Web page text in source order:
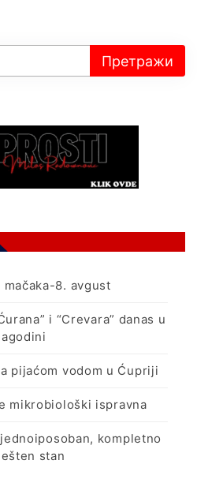
8. avgust
i “Crevara” danas u
pijaćom vodom u Ćupriji
mikrobiološki ispravna
kompletno
stan